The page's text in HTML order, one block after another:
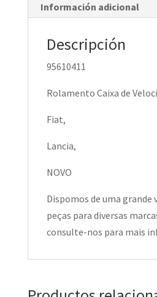
Información adicional
Descripción
95610411
Rolamento Caixa de
Fiat,
Lancia,
NOVO
Dispomos de uma grande
peças para diversas
consulte-nos para mais